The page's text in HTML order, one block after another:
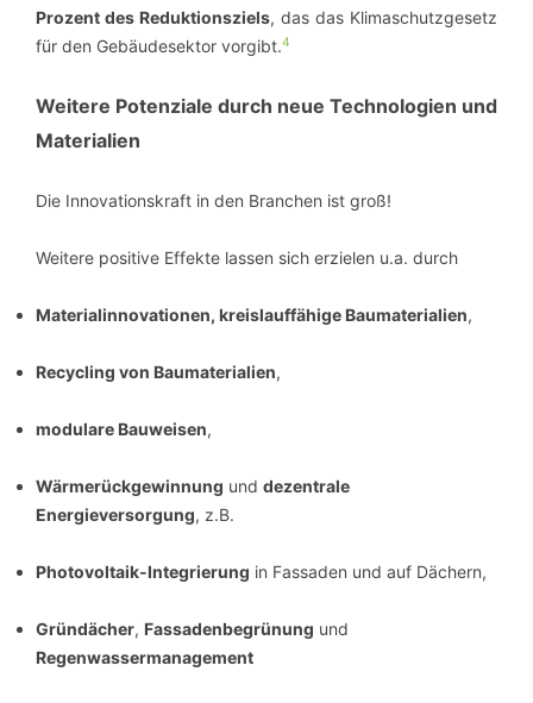
Prozent des Reduktionsziels, das das Klimaschutzgesetz
für den Gebäudesektor vorgibt.4
Weitere Potenziale durch neue Technologien und
Materialien
Die Innovationskraft in den Branchen ist groß!
Weitere positive Effekte lassen sich erzielen u.a. durch
Materialinnovationen, kreislauffähige Baumaterialien,
Recycling von Baumaterialien,
modulare Bauweisen,
Wärmerückgewinnung und dezentrale
Energieversorgung, z.B.
Photovoltaik-Integrierung in Fassaden und auf Dächern,
Gründächer, Fassadenbegrünung und
Regenwassermanagement